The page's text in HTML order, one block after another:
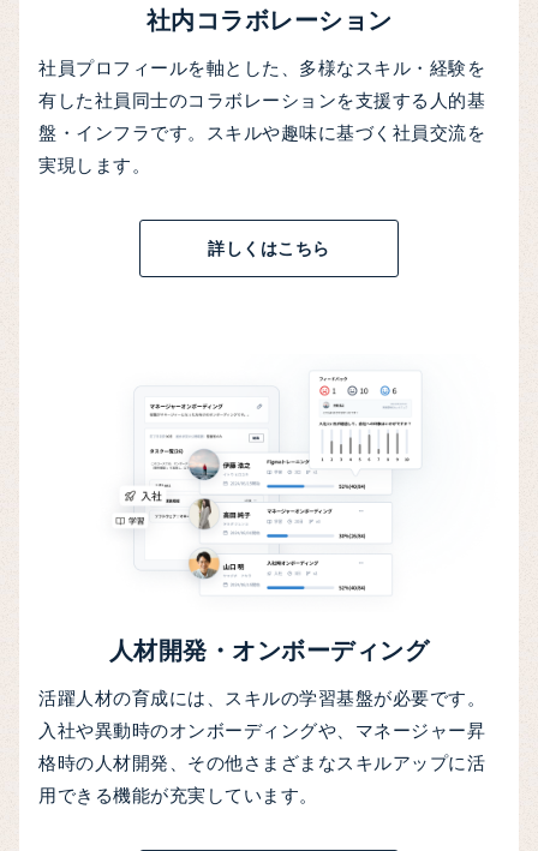
社内コラボレーション
社員プロフィールを軸とした、多様なスキル・経験を
有した社員同士のコラボレーションを支援する人的基
盤・インフラです。スキルや趣味に基づく社員交流を
実現します。
詳しくはこちら
人材開発・オンボーディング
活躍人材の育成には、スキルの学習基盤が必要です。
入社や異動時のオンボーディングや、マネージャー昇
格時の人材開発、その他さまざまなスキルアップに活
用できる機能が充実しています。